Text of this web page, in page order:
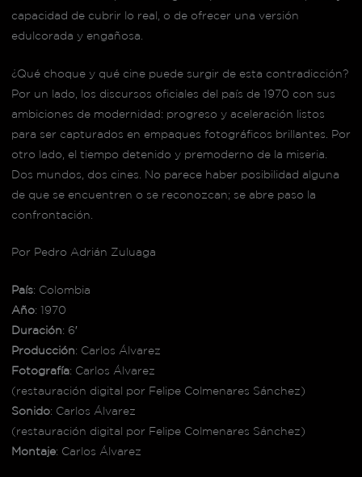
capacidad de cubrir lo real, o de ofrecer una versión
edulcorada y engañosa.
¿Qué choque y qué cine puede surgir de esta contradicción?
Por un lado, los discursos oficiales del país de 1970 con sus
ambiciones de modernidad: progreso y aceleración listos
para ser capturados en empaques fotográficos brillantes. Por
otro lado, el tiempo detenido y premoderno de la miseria.
Dos mundos, dos cines. No parece haber posibilidad alguna
de que se encuentren o se reconozcan; se abre paso la
confrontación.
Por Pedro Adrián Zuluaga
País: Colombia
Año: 1970
Duración: 6′
Producción: Carlos Álvarez
Fotografía: Carlos Álvarez
(restauración digital por Felipe Colmenares Sánchez)
Sonido: Carlos Álvarez
(restauración digital por Felipe Colmenares Sánchez)
Montaje: Carlos Álvarez